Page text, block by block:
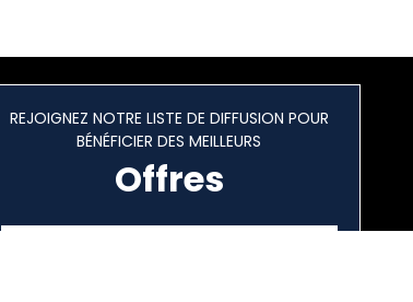
REJOIGNEZ NOTRE LISTE DE DIFFUSION POUR
BÉNÉFICIER DES MEILLEURS
Offres